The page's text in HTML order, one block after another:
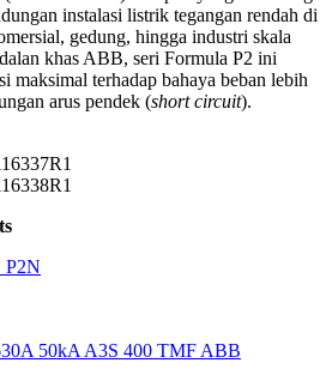
instalasi listrik tegangan rendah di
gedung, hingga industri skala
khas ABB, seri Formula P2 ini
maksimal terhadap bahaya beban lebih
arus pendek (short circuit).